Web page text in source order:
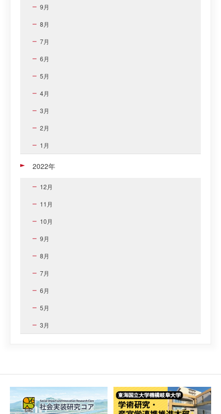
9月
8月
7月
6月
5月
4月
3月
2月
1月
2022年
12月
11月
10月
9月
8月
7月
6月
5月
3月